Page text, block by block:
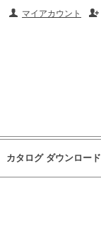
マイアカウント
カタログ ダウンロード